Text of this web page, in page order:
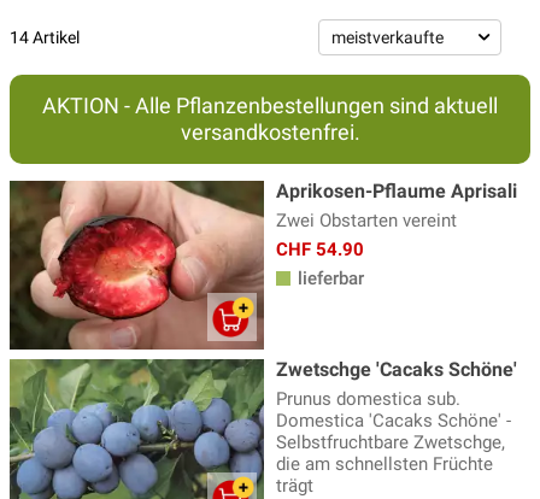
14 Artikel
AKTION - Alle Pflanzenbestellungen sind aktuell
versandkostenfrei.
Aprikosen-Pflaume Aprisali
Zwei Obstarten vereint
CHF 54.90
lieferbar
Zwetschge 'Cacaks Schöne'
Prunus domestica sub.
Domestica 'Cacaks Schöne' -
Selbstfruchtbare Zwetschge,
die am schnellsten Früchte
trägt